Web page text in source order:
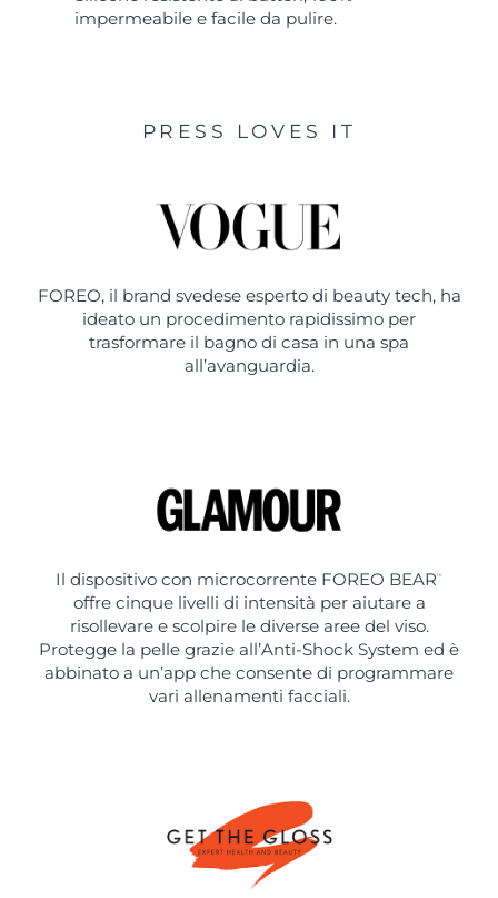
impermeabile e facile da pulire.
PRESS LOVES IT
FOREO, il brand svedese esperto di beauty tech, ha
ideato un procedimento rapidissimo per
trasformare il bagno di casa in una spa
all’avanguardia.
Il dispositivo con microcorrente FOREO BEAR ™
offre cinque livelli di intensità per aiutare a
risollevare e scolpire le diverse aree del viso.
Protegge la pelle grazie all’Anti-Shock System ed è
abbinato a un’app che consente di programmare
vari allenamenti facciali.